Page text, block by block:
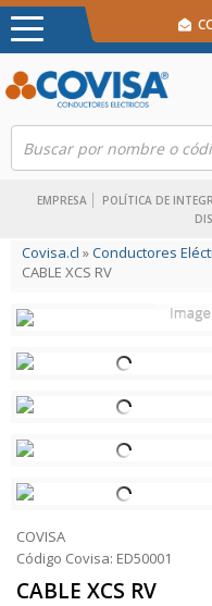
EMPRESA POLÍTICA DE
Covisa.cl »Conductores
CABLE XCS RV
COVISA
Código Covisa: ED50001
CABLE XCS RV